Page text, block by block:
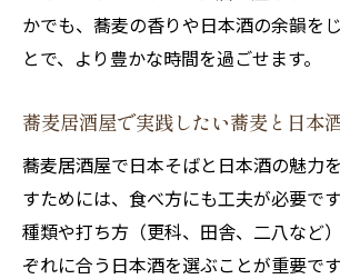
かでも、蕎麦の香りや日本酒の余韻を
とで、より豊かな時間を過ごせます。
蕎麦居酒屋で実践したい蕎麦と日本
蕎麦居酒屋で日本そばと日本酒の魅力
すためには、食べ方にも工夫が必要で
種類や打ち方（更科、田舎、二八など
ぞれに合う日本酒を選ぶことが重要で